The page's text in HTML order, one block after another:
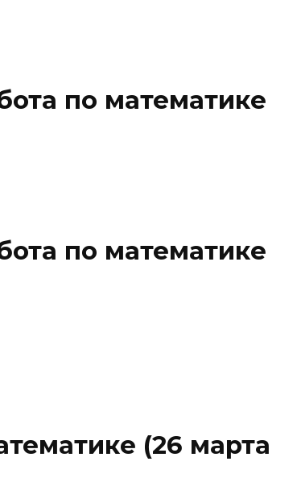
по математике
по математике
(26 марта